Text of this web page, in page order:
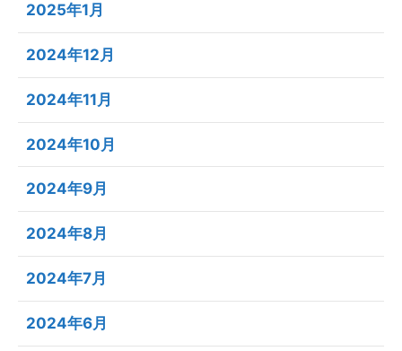
2025年1月
2024年12月
2024年11月
2024年10月
2024年9月
2024年8月
2024年7月
2024年6月